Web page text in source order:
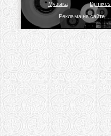
Музыка Dj mixes
Реклама на сайте